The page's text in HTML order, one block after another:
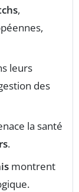
,
leurs
des
la santé
.
montrent